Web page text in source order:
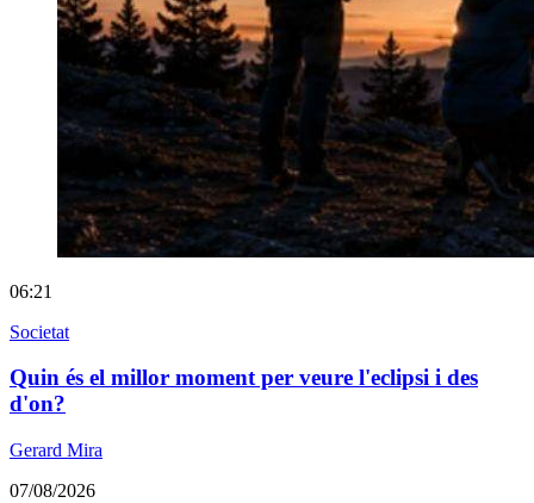
06:21
Societat
Quin és el millor moment per veure l'eclipsi i des
d'on?
Gerard Mira
07/08/2026